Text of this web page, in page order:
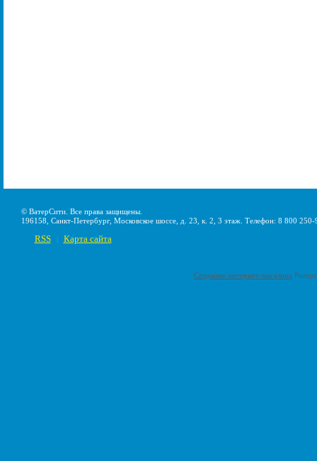
© ВатерСити. Все права защищены.
196158, Санкт-Петербург, Московское шоссе, д. 23, к. 2, 3 этаж. Телефон: 8 800
RSS Карта сайта
Создание интернет-магазина